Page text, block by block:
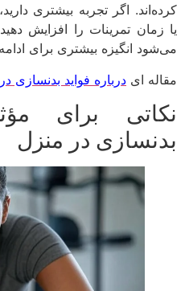
اگر تجربه بیشتری دارید،
تمرینات را افزایش دهید.
انگیزه بیشتری برای ادامه
ایدرباره فواید بدنسازی در
برای مؤثر
در منزل